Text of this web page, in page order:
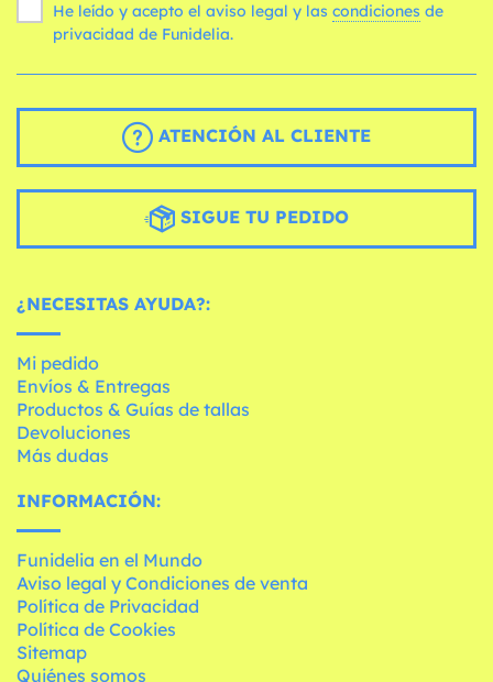
He leído y acepto el aviso legal y las condiciones
privacidad de Funidelia.
ATENCIÓN AL CLIENTE
SIGUE TU PEDIDO
¿NECESITAS AYUDA?:
Mi pedido
Envíos & Entregas
Productos & Guías de tallas
Devoluciones
Más dudas
INFORMACIÓN:
Funidelia en el Mundo
Aviso legal y Condiciones de venta
Política de Privacidad
Política de Cookies
Sitemap
Quiénes somos